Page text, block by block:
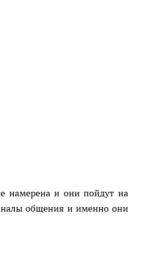
намерена и они пойдут на
общения и именно они